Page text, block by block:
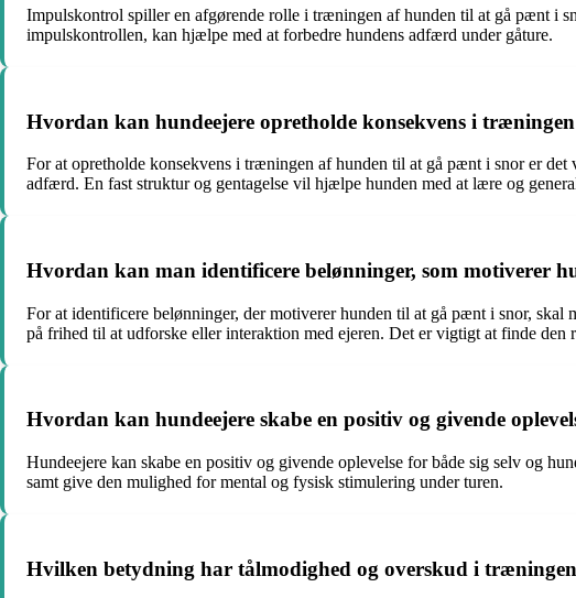
Impulskontrol spiller en afgørende rolle i træningen af hunden til at gå pænt i
impulskontrollen, kan hjælpe med at forbedre hundens adfærd under gåture.
Hvordan kan hundeejere opretholde konsekvens i
For at opretholde konsekvens i træningen af hunden til at gå pænt i snor er
adfærd. En fast struktur og gentagelse vil hjælpe hunden med at lære og
Hvordan kan man identificere belønninger, som motiverer
For at identificere belønninger, der motiverer hunden til at gå pænt i snor, skal
på frihed til at udforske eller interaktion med ejeren. Det er vigtigt at finde
Hvordan kan hundeejere skabe en positiv og givende
Hundeejere kan skabe en positiv og givende oplevelse for både sig selv og
samt give den mulighed for mental og fysisk stimulering under turen.
Hvilken betydning har tålmodighed og overskud i